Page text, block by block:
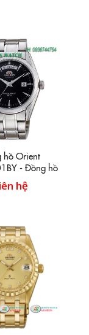
hồ Orient
- Đồng hồ
HT25
hệ